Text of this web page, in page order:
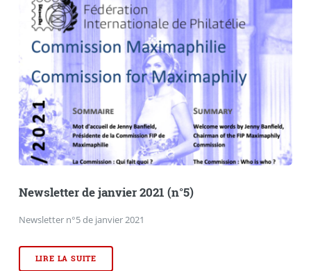
Newsletter de janvier 2021 (n°5)
Newsletter n°5 de janvier 2021
LIRE LA SUITE